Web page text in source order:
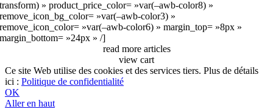
transform) » product_price_color= »var(–awb-color8) »
remove_icon_bg_color= »var(–awb-color3) »
remove_icon_color= »var(–awb-color6) » margin_top= »8px »
margin_bottom= »24px » /]
read more articles
view cart
Ce site Web utilise des cookies et des services tiers. Plus de détails
ici : Politique de confidentialité
OK
Aller en haut